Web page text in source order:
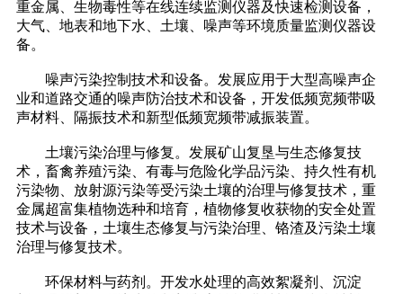
重金属、生物毒性等在线连续监测仪器及快速检测设备，
大气、地表和地下水、土壤、噪声等环境质量监测仪器设
备。
噪声污染控制技术和设备。发展应用于大型高噪声企
业和道路交通的噪声防治技术和设备，开发低频宽频带吸
声材料、隔振技术和新型低频宽频带减振装置。
土壤污染治理与修复。发展矿山复垦与生态修复技
术，畜禽养殖污染、有毒与危险化学品污染、持久性有机
污染物、放射源污染等受污染土壤的治理与修复技术，重
金属超富集植物选种和培育，植物修复收获物的安全处置
技术与设备，土壤生态修复与污染治理、铬渣及污染土壤
治理与修复技术。
环保材料与药剂。开发水处理的高效絮凝剂、沉淀